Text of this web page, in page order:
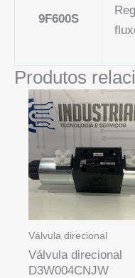
9F600S
Produtos
Válvula direcional
Válvula direcional
D3W004CNJW